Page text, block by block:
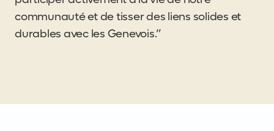
communauté et de tisser des liens solides et
durables avec les Genevois.”